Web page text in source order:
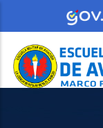
contenido
principal